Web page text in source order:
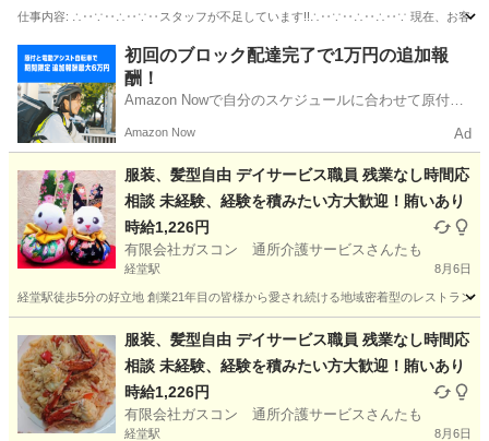
仕事内容: ∴‥∵‥∴‥∵‥スタッフが不足しています!!∴‥∵‥∴‥∴‥∵ 現在、お客様から多
町田駅 その他 スタッフ
初回のブロック配達完了で1万円の追加報
酬！
Amazon Nowで自分のスケジュールに合わせて原付や
う！
Amazon Now Ad
服装、髪型自由 デイサービス職員 残業なし時間応
相談 未経験、経験を積みたい方大歓迎！賄いあり
時給1,226円
有限会社ガスコン 通所介護サービスさんたも
経堂駅 8月6日
経堂駅徒歩5分の好立地 創業21年目の皆様から愛され続ける地域密着型のレストラン
経堂駅 介護 髪型
服装、髪型自由 デイサービス職員 残業なし時間応
相談 未経験、経験を積みたい方大歓迎！賄いあり
時給1,226円
有限会社ガスコン 通所介護サービスさんたも
経堂駅 8月6日